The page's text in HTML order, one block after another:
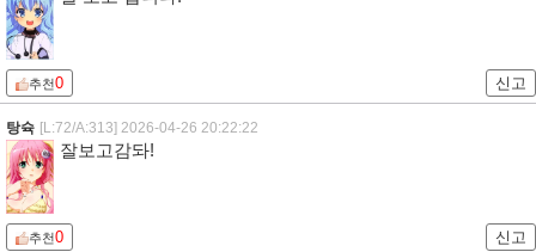
추천0 신고
탕슉 [L:72/A:313] 2026-04-26 20:22:22
잘보고감돠!
추천0 신고